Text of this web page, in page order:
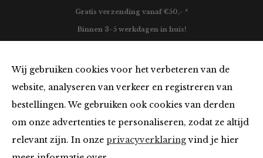
Wij gebruiken cookies voor het verbeteren van de
website, analyseren van verkeer en registreren van
bestellingen. We gebruiken ook cookies van derden
om onze advertenties te personaliseren, zodat ze altijd
relevant zijn. In onze privacyverklaringvind je hier
Gratis verzending vanaf €50,- *
Binnen 3-5 werkdagen in huis!
O My Bag